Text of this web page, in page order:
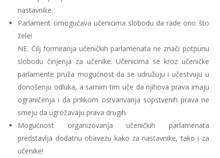
nastavnike.
Parlament omogućava učenicima slobodu da rade ono što
žele!
NE. Cilj formiranja učeničkih parlamenata ne znači potpunu
slobodu činjenja za učenike. Učenicima se kroz učeničke
parlamente pruža mogućnost da se udružuju i učestvuju u
donošenju odluka, a samim tim uče da njihova prava imaju
ograničenja i da prilikom ostvarivanja sopstvenih prava ne
smeju da ugrožavaju prava drugih.
Mogućnost organizovanja učeničkih parlamenata
predstavlja dodatnu obavezu kako za nastavnike, tako i za
učenike!